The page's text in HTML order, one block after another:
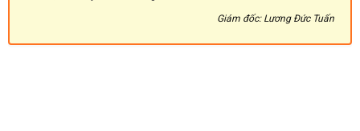
Giám đốc: Lương Đức Tuấn